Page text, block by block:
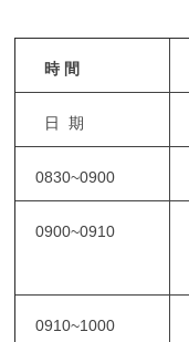
時 間
日 期
0830~0900
0900~0910
0910~1000